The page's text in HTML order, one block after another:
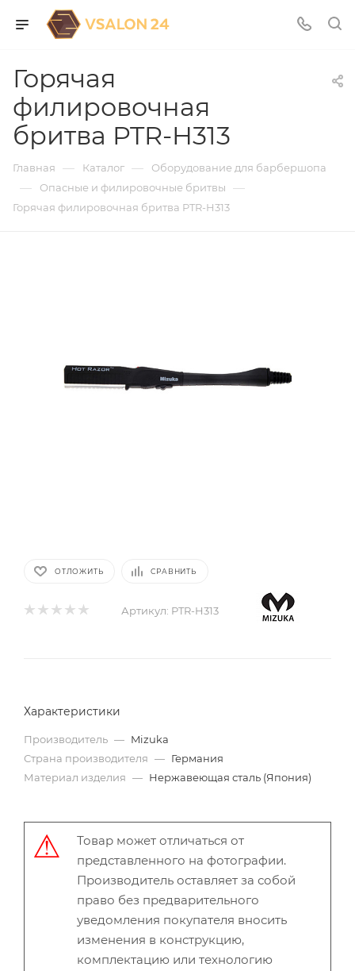
Горячая
филировочная
бритва PTR-H313
Главная — Каталог — Оборудование для барбершопа
— Опасные и филировочные бритвы —
Горячая филировочная бритва PTR-H313
ОТЛОЖИТЬ СРАВНИТЬ
Артикул: PTR-H313
Характеристики
Производитель — Mizuka
Страна производителя — Германия
Материал изделия — Нержавеющая сталь (Япония)
Товар может отличаться от
представленного на фотографии.
Производитель оставляет за собой
право без предварительного
уведомления покупателя вносить
изменения в конструкцию,
комплектацию или технологию